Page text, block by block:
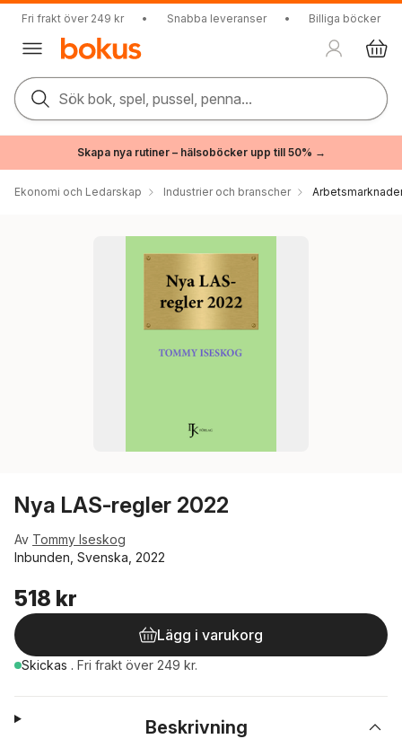
Fri frakt över 249 kr • Snabba leveranser • Billiga böcker
Sök bok, spel, pussel, penna...
Skapa nya rutiner – hälsoböcker upp till 50% →
Ekonomi och Ledarskap Industrier och branscher
Nya LAS-regler 2022
Av Tommy Iseskog
Inbunden, Svenska, 2022
518 kr
Lägg i varukorg
Skickas . Fri frakt över 249 kr.
Beskrivning